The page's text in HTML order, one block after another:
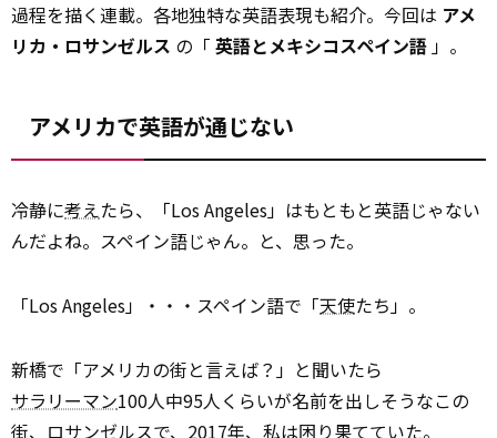
過程を描く連載。各地独特な英語表現も紹介。今回は アメ
リカ・ロサンゼルス の「 英語とメキシコスペイン語 」。
アメリカで英語が通じない
冷静に考えたら、「Los Angeles」はもともと英語じゃない
んだよね。スペイン語じゃん。と、思った。
「Los Angeles」・・・スペイン語で「天使たち」。
新橋で「アメリカの街と言えば？」と聞いたら
サラリーマン100人中95人くらいが名前を出しそうなこの
街、ロサンゼルスで、2017年、私は困り果てていた。